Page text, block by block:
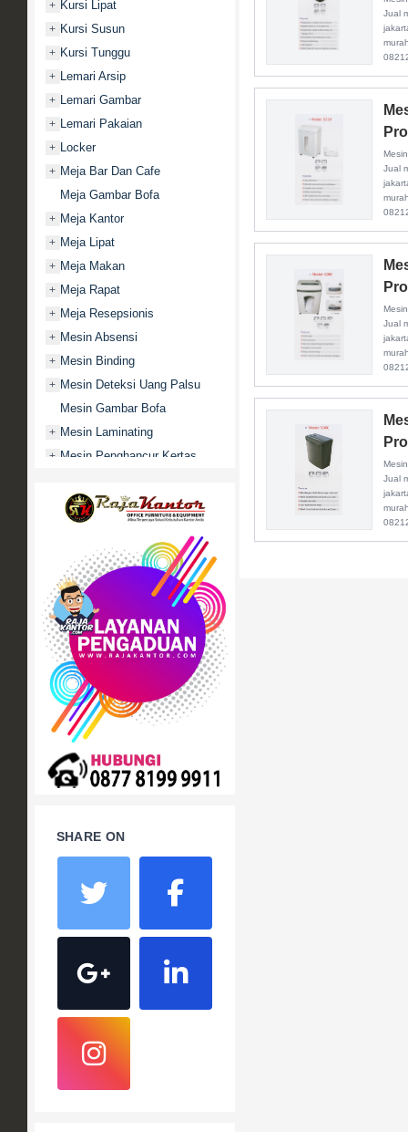
+ Kursi Lipat
+ Kursi Susun
+ Kursi Tunggu
+ Lemari Arsip
+ Lemari Gambar
+ Lemari Pakaian
+ Locker
+ Meja Bar Dan Cafe
Meja Gambar Bofa
+ Meja Kantor
+ Meja Lipat
+ Meja Makan
+ Meja Rapat
+ Meja Resepsionis
+ Mesin Absensi
+ Mesin Binding
+ Mesin Deteksi Uang Palsu
Mesin Gambar Bofa
+ Mesin Laminating
+ Mesin Penghancur Kertas
Mobile File / Roll O Pack
Movitex
Paper Cutter
Partisi Kantor
Promo
+ Rak Serbaguna
+ Ranjang Besi
+ Sofa Kantor
+ Springbed
White Board / Papan Tulis
SHARE ON
Jual
Jual
Jual
Jual